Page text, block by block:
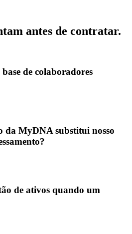
antes de contratar.
de colaboradores
da MyDNA substitui nosso
de ativos quando um